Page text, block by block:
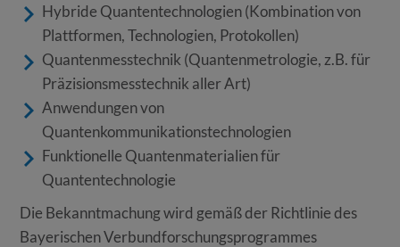
Hybride Quantentechnologien (Kombination von
Plattformen, Technologien, Protokollen)
Quantenmesstechnik (Quantenmetrologie, z.B. für
Präzisionsmesstechnik aller Art)
Anwendungen von
Quantenkommunikationstechnologien
Funktionelle Quantenmaterialien für
Quantentechnologie
Die Bekanntmachung wird gemäß der Richtlinie des
Bayerischen Verbundforschungsprogrammes